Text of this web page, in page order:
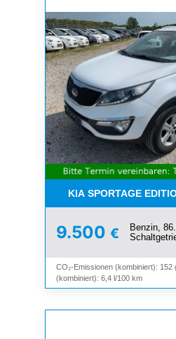
KIA SPORTAGE
9.500 €
Benzin,
CO₂-Emissionen (kombiniert):
(kombiniert): 6,4 l/100 km